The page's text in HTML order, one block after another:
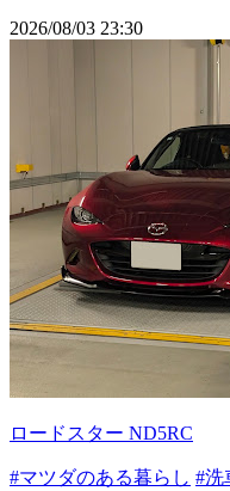
2026/08/03 23:30
ロードスター ND5RC
#マツダのある暮らし #洗